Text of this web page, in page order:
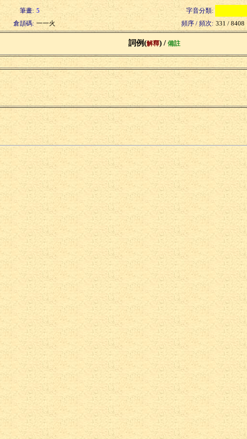
筆畫: 5 字音分類:
倉頡碼: 一一火 頻序 / 頻次: 331 / 8408
詞例(解釋) / 備註